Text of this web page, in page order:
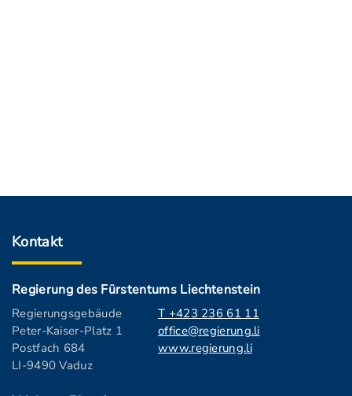
Kontakt
Regierung des Fürstentums Liechtenstein
Regierungsgebäude
Peter-Kaiser-Platz 1
Postfach 684
LI-9490 Vaduz
T +423 236 61 11
office@regierung.li
www.regierung.li